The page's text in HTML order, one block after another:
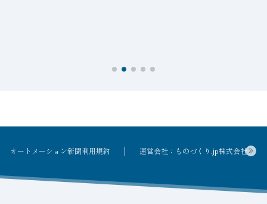
オートメーション新聞利用規約 運営会社：ものづくり.jp株式会社